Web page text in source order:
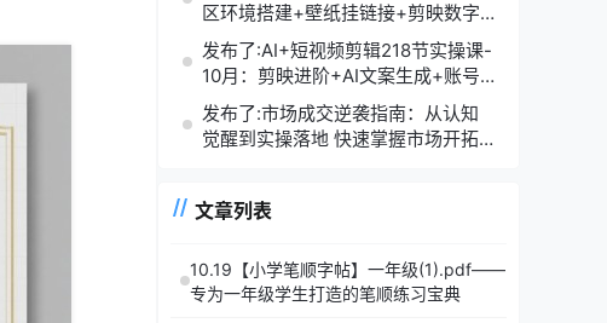
区环境搭建+壁纸挂链接+剪映数字
人，月入1.5万
发布了:AI+短视频剪辑218节实操课-
10月：剪映进阶+AI文案生成+账号
运营，月入2万
发布了:市场成交逆袭指南：从认知
觉醒到实操落地 快速掌握市场开拓
文章列表
10.19【小学笔顺字帖】一年级(1).pdf——
专为一年级学生打造的笔顺练习宝典